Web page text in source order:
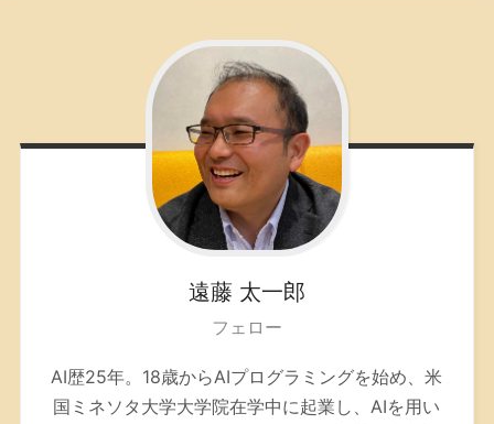
遠藤 太一郎
フェロー
AI歴25年。 18歳からAIプログラミングを始め、米
国ミネソタ大学大学院在学中に起業し、AIを用い